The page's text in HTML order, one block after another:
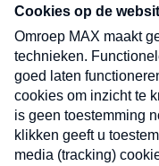
nieuwsbrief. Elke
uw mailbox.